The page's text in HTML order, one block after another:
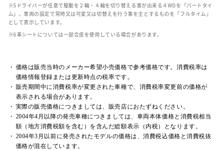
ドライバーが任意で駆動を２輪・４輪を切り替える事が出来る４WDを「パートタイ
ム」、車両の設定で常時又は可変又は切替えを行う事を主とするものを「フルタイム」
として表示しています。
革シートについては一部合皮を使用している場合があります。
価格は販売当時のメーカー希望小売価格で参考価格です。消費税率は
価格情報登録または更新時点の税率です。
販売期間中に消費税率が変更された車種で、消費税率変更前の価格が
表示される場合があります。
実際の販売価格につきましては、販売店におたずねください。
2004年4月以降の発売車種につきましては、車両本体価格と消費税相当
額（地方消費税額を含む）を含んだ総額表示（内税）となります。
2004年3月以前に発売されたモデルの価格は、消費税込価格と消費税抜
価格が混在しています。